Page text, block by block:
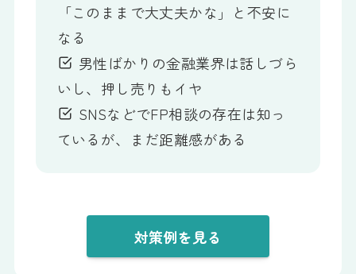
「このままで大丈夫かな」と不安に
なる
男性ばかりの金融業界は話しづら
いし、押し売りもイヤ
SNSなどでFP相談の存在は知っ
ているが、まだ距離感がある
対策例を見る